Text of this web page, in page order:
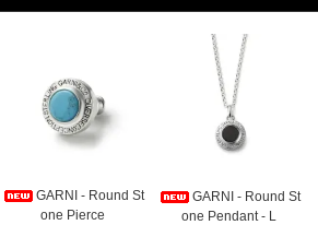
GARNI - Round St
one Pierce
GARNI - Round St
one Pendant - L